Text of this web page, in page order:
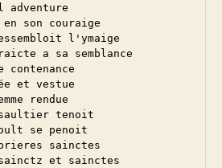
son couraige
l'ymaige
a sa semblance
et vestue
rendue
tenoit
se penoit
sainctes
et sainctes